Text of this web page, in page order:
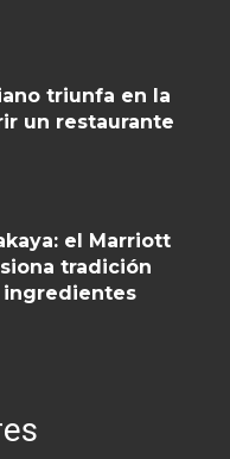
triunfa en la
un restaurante
el Marriott
tradición
ingredientes